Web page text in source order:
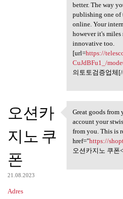
better. The way
publishing one of
online. Your
however it's
innovative too.
[url=https://
CuJdBFu1_/
의토토검증업체
오션카
지노 쿠
폰
21.08.2023
Adres
Great goods
Great goods from
account your
from you. This is
href="https://
오션카지노 쿠폰